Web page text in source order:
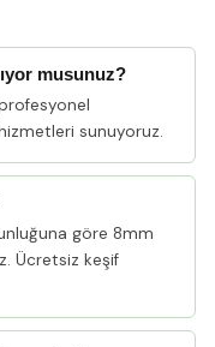
musunuz?
sunuyoruz.
göre 8mm
Ücretsiz keşif